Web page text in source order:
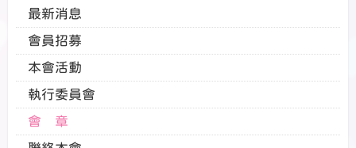
最新消息
會員招募
本會活動
執行委員會
會 章